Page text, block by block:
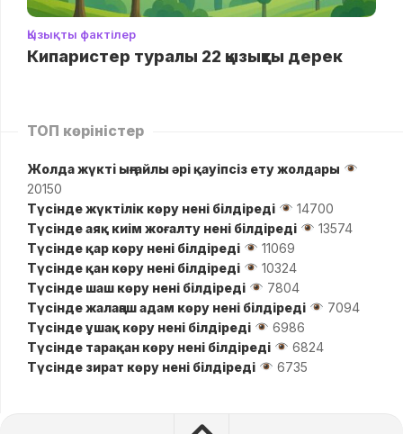
Қызықты фактілер
Кипаристер туралы 22 қызықты дерек
ТОП көріністер
Жолда жүктi ыңғайлы әрі қауіпсіз ету жолдары
20150
Түсінде жүктілік көру нені білдіреді
14700
Түсінде аяқ киім жоғалту нені білдіреді
13574
Түсінде қар көру нені білдіреді
11069
Түсінде қан көру нені білдіреді
10324
Түсінде шаш көру нені білдіреді
7804
Түсінде жалаңаш адам көру нені білдіреді
7094
Түсінде ұшақ көру нені білдіреді
6986
Түсінде тарақан көру нені білдіреді
6824
Түсінде зират көру нені білдіреді
6735